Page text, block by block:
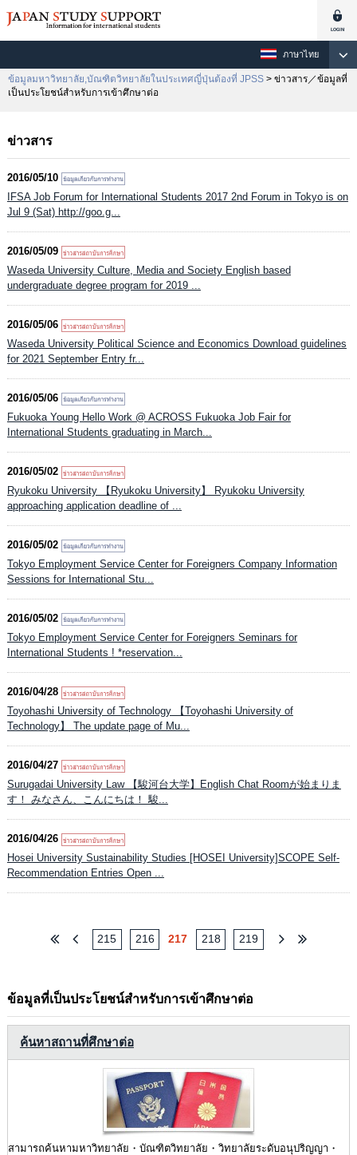
ภาษาไทย
ข้อมูลมหาวิทยาลัย,บัณฑิตวิทยาลัยในประเทศญี่ปุ่นต้องที่ JPSS > ข่าวสาร／ข้อมูลที่
เป็นประโยชน์สำหรับการเข้าศึกษาต่อ
ข่าวสาร
2016/05/10
IFSA Job Forum for International Students 2017 2nd Forum in Tokyo is on
Jul 9 (Sat) http://goo.g...
2016/05/09
Waseda University Culture, Media and Society English based
undergraduate degree program for 2019 ...
2016/05/06
Waseda University Political Science and Economics Download guidelines
for 2021 September Entry fr...
2016/05/06
Fukuoka Young Hello Work @ ACROSS Fukuoka Job Fair for
International Students graduating in March...
2016/05/02
Ryukoku University 【Ryukoku University】 Ryukoku University
approaching application deadline of ...
2016/05/02
Tokyo Employment Service Center for Foreigners Company Information
Sessions for International Stu...
2016/05/02
Tokyo Employment Service Center for Foreigners Seminars for
International Students ! *reservation...
2016/04/28
Toyohashi University of Technology 【Toyohashi University of
Technology】 The update page of Mu...
2016/04/27
Surugadai University Law 【駿河台大学】English Chat Roomが始まりま
す！ みなさん、こんにちは！ 駿...
2016/04/26
Hosei University Sustainability Studies [HOSEI University]SCOPE Self-
Recommendation Entries Open ...
215 216 217 218 219
ข้อมูลที่เป็นประโยชน์สำหรับการเข้าศึกษาต่อ
ค้นหาสถานที่ศึกษาต่อ
สามารถค้นหามหาวิทยาลัย・บัณฑิตวิทยาลัย・วิทยาลัยระดับอนุปริญญา・